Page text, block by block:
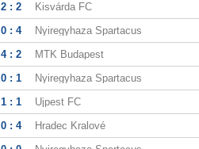
2 : 2 Kisvárda FC
0 : 4 Nyiregyhaza Spartacus
4 : 2 MTK Budapest
0 : 1 Nyiregyhaza Spartacus
1 : 1 Ujpest FC
0 : 4 Hradec Kralové